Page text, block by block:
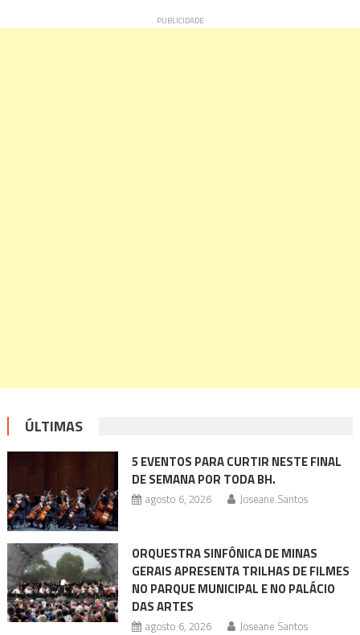
ÚLTIMAS
5 EVENTOS PARA CURTIR NESTE FINAL
DE SEMANA POR TODA BH.
agosto 6, 2026 Joseane Santos
ORQUESTRA SINFÔNICA DE MINAS
GERAIS APRESENTA TRILHAS DE FILMES
NO PARQUE MUNICIPAL E NO PALÁCIO
DAS ARTES
agosto 6, 2026 Joseane Santos